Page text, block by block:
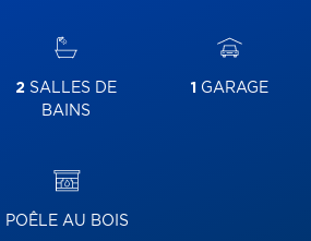
2 SALLES DE
BAINS
1 GARAGE
POÊLE AU BOIS